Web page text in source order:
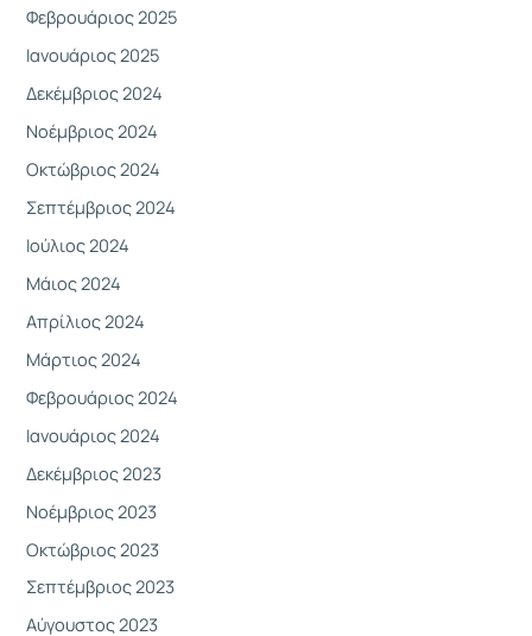
Φεβρουάριος 2025
Ιανουάριος 2025
Δεκέμβριος 2024
Νοέμβριος 2024
Οκτώβριος 2024
Σεπτέμβριος 2024
Ιούλιος 2024
Μάιος 2024
Απρίλιος 2024
Μάρτιος 2024
Φεβρουάριος 2024
Ιανουάριος 2024
Δεκέμβριος 2023
Νοέμβριος 2023
Οκτώβριος 2023
Σεπτέμβριος 2023
Αύγουστος 2023